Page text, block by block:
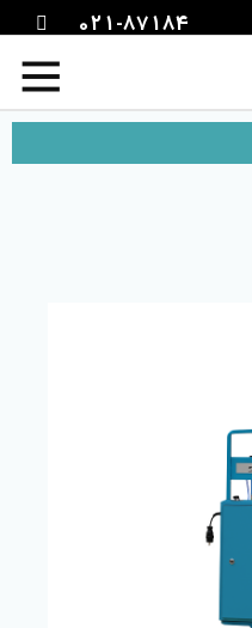
021-87184